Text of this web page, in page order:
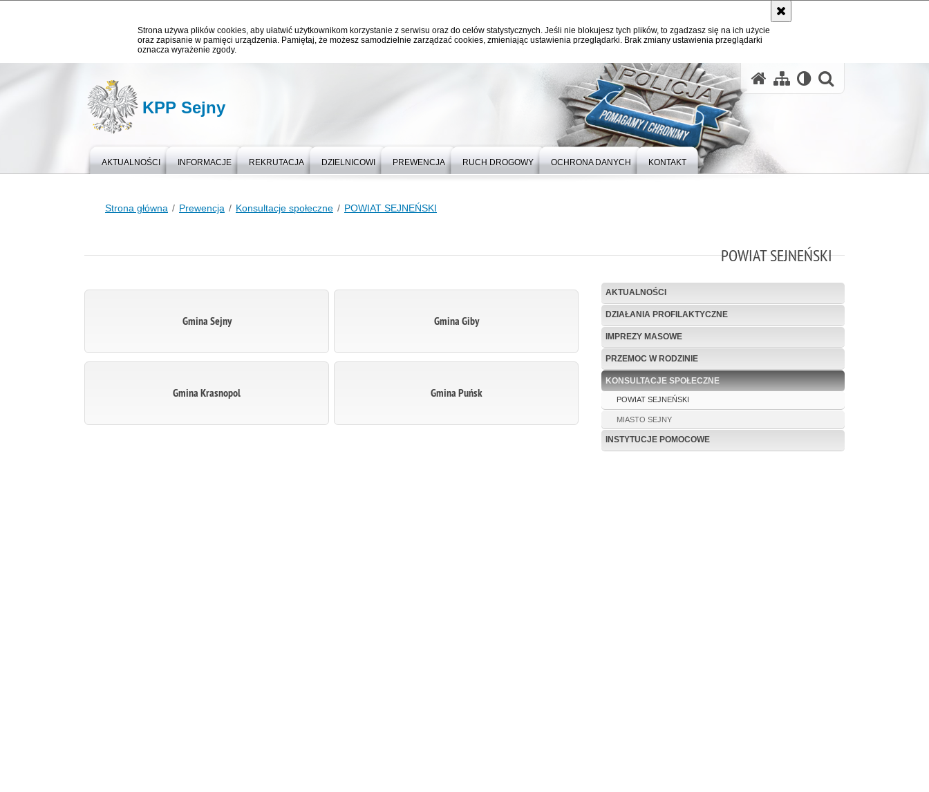
Strona używa plików cookies, aby ułatwić użytkownikom korzystanie z serwisu oraz do celów statystycznych. Jeśli nie blokujesz tych plików, to zgadzasz się na ich użycie
oraz zapisanie w pamięci urządzenia. Pamiętaj, że możesz samodzielnie zarządzać cookies, zmieniając ustawienia przeglądarki. Brak zmiany ustawienia przeglądarki
oznacza wyrażenie zgody.
KPP Sejny
AKTUALNOŚCI INFORMACJE REKRUTACJA DZIELNICOWI PREWENCJA RUCH DROGOWY OCHRONA DANYCH KONTAKT
Strona główna Prewencja Konsultacje społeczne POWIAT SEJNEŃSKI
POWIAT SEJNEŃSKI
Gmina Sejny Gmina Giby
Gmina Krasnopol Gmina Puńsk
AKTUALNOŚCI
DZIAŁANIA PROFILAKTYCZNE
IMPREZY MASOWE
PRZEMOC W RODZINIE
KONSULTACJE SPOŁECZNE
POWIAT SEJNEŃSKI
MIASTO SEJNY
INSTYTUCJE POMOCOWE